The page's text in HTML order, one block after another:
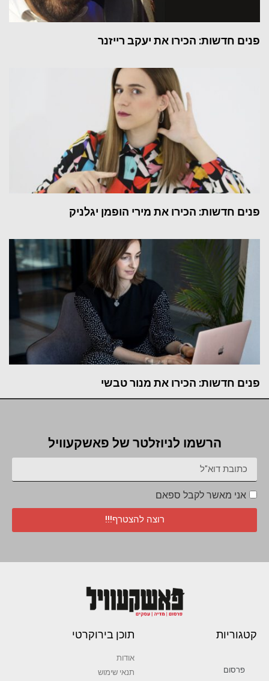
פנים חדשות: הכירו את יעקב רייזנר
פנים חדשות: הכירו את מירי הופמן יגלניק
פנים חדשות: הכירו את מנור טבשי
הרשמו לניוזלטר של פאשקעוויל
אני מאשר לקבל ספאם
רוצה להצטרף!!!
קטגוריות
פרסום
תוכן בירוקרטי
אודות
תנאי שימוש